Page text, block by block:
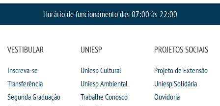
Horário de funcionamento das 07:00 às 22:00
VESTIBULAR
Inscreva-se
Transferência
Segunda Graduação
UNIESP
Uniesp Cultural
Uniesp Ambiental
Trabalhe Conosco
PROJETOS SOCIAIS
Projeto de Extensão
Uniesp Solidária
Ouvidoria